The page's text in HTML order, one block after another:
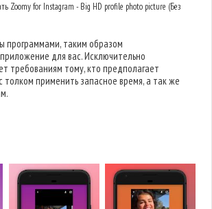
Zoomy for Instagram - Big HD profile photo picture (Без
программами, таким образом
для вас. Исключительно
требованиям тому, кто предполагает
толком применить запасное время, а так же